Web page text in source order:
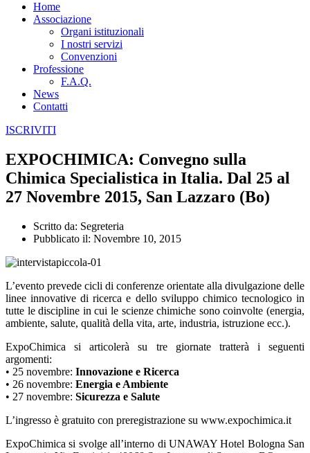
Home
Associazione
Organi istituzionali
I nostri servizi
Convenzioni
Professione
F.A.Q.
News
Contatti
ISCRIVITI
EXPOCHIMICA: Convegno sulla
Chimica Specialistica in Italia. Dal 25 al
27 Novembre 2015, San Lazzaro (Bo)
Scritto da: Segreteria
Pubblicato il: Novembre 10, 2015
L’evento prevede cicli di conferenze orientate alla divulgazione delle
linee innovative di ricerca e dello sviluppo chimico tecnologico in
tutte le discipline in cui le scienze chimiche sono coinvolte (energia,
ambiente, salute, qualità della vita, arte, industria, istruzione ecc.).
ExpoChimica si articolerà su tre giornate tratterà i seguenti
argomenti:
• 25 novembre: Innovazione e Ricerca
• 26 novembre: Energia e Ambiente
• 27 novembre: Sicurezza e Salute
L’ingresso è gratuito con preregistrazione su www.expochimica.it
ExpoChimica si svolge all’interno di UNAWAY Hotel Bologna San